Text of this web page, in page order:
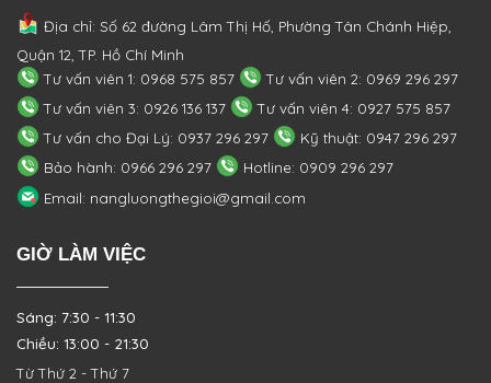
Địa chỉ: Số 62 đường Lâm Thị Hố, PhườngTân Chánh Hiệp,
Quận 12, TP. Hồ Chí Minh
Tư vấn viên 1: 0968 575 857
Tư vấn viên 2: 0969 296 297
Tư vấn viên 3: 0926 136 137
Tư vấn viên 4: 0927 575 857
Tư vấn cho Đại Lý: 0937 296 297
Kỹ thuật: 0947 296 297
Bảo hành: 0966 296 297
Hotline: 0909 296 297
Email: nangluongthegioi@gmail.com
GIỜ LÀM VIỆC
Sáng: 7:30 - 11:30
Chiều: 13:00 - 21:30
Từ Thứ 2 - Thứ 7